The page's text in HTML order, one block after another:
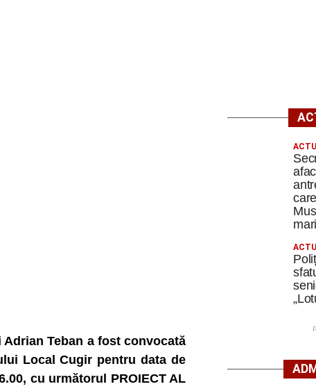
Teban a fost convocată
Local Cugir pentru data de
cu următorul PROIECT AL